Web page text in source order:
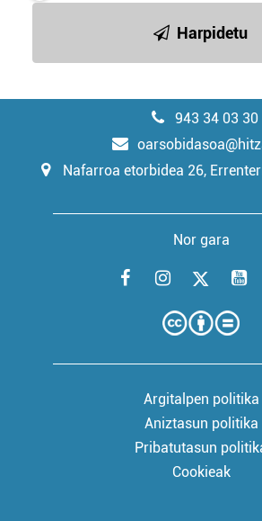
Harpidetu
943 34 03 30
Nafarroa etorbidea 26,
Nor gara
Argitalpen politika
Aniztasun politika
Pribatutasun
Cookieak